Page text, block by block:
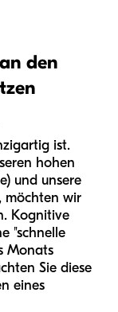
den
ist.
hohen
und unsere
möchten wir
Kognitive
"schnelle
Monats
Sie diese
eines